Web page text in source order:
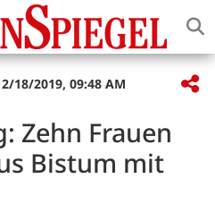
18/2019, 09:48 AM
Zehn Frauen
Bistum mit